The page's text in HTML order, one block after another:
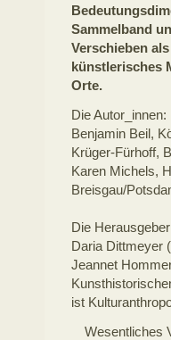
Sammelband
Verschieben
künstlerisches
Orte.
Die Autor_innen:
Benjamin Beil,
Krüger-Fürhoff,
Karen Michels,
Breisgau/
Die
Daria Dittmeyer
Jeannet
ist
Wesentliches